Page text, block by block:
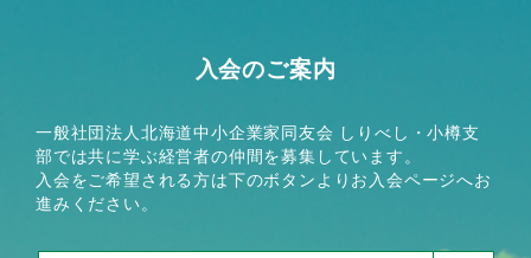
入会のご案内
一般社団法人北海道中小企業家同友会 しりべし・小樽支
部では共に学ぶ経営者の仲間を募集しています。
入会をご希望される方は下のボタンよりお入会ページへお
進みください。